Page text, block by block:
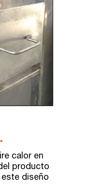
calor en
producto
este diseño